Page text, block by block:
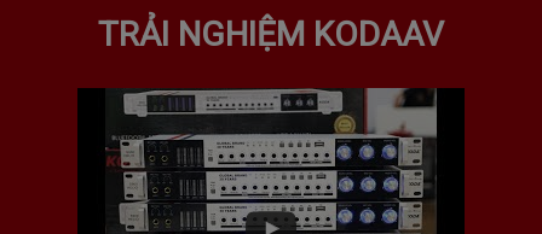
TRẢI NGHIỆM KODAAV